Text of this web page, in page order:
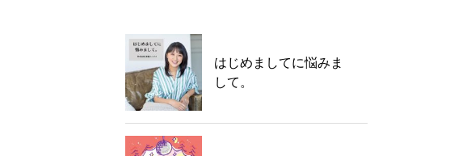
はじめましてに悩みま
して。